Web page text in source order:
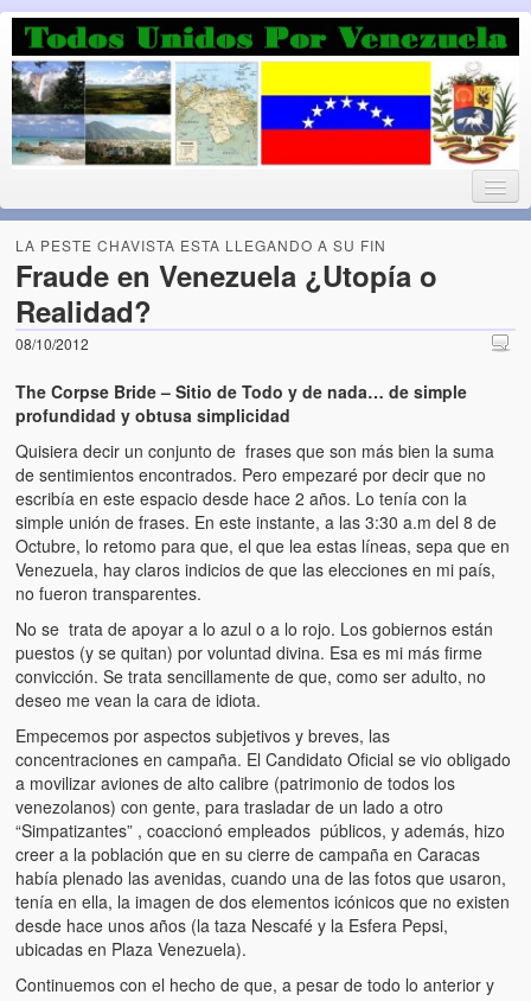
Luchando por la Democracia
Fuera el chavismo, la peor peste que le ha caido a esta tierra
Home
Todos Unidos por Venezuela te da la bienvenida a éste nuestro
Acerca de este blog (About this Blog)
Artículos
El Tipo y los Rojos en Los Teques (The Jerk and the Reds in
Teques)
Hablé con Chavistas (I spoke with chavistas)
La burla del Chavez “tan amante de los niños” (The mockery of
Chavez “such a children lover”)
Los niños de las calles de Venezuela (Children of the streets of
Venezuela)
Luis y El Mono… en armas (Luis and El Mono… armed)
Puente Llaguno, Miraflores… ¿y Lina?
Radio Emisoras y canales de televisión clausurados por el
LA PESTE CHAVISTA ESTA LLEGANDO A SU FIN
Fraude en Venezuela ¿Utopía o
Realidad?
08/10/2012
The Corpse Bride – Sitio de Todo y de nada… de simple
profundidad y obtusa simplicidad
Quisiera decir un conjunto de frases que son más bien la suma
de sentimientos encontrados. Pero empezaré por decir que no
escribía en este espacio desde hace 2 años. Lo tenía con la
simple unión de frases. En este instante, a las 3:30 a.m del 8 de
Octubre, lo retomo para que, el que lea estas líneas, sepa que en
Venezuela, hay claros indicios de que las elecciones en mi país,
no fueron transparentes.
No se trata de apoyar a lo azul o a lo rojo. Los gobiernos están
puestos (y se quitan) por voluntad divina. Esa es mi más firme
convicción. Se trata sencillamente de que, como ser adulto, no
deseo me vean la cara de idiota.
Empecemos por aspectos subjetivos y breves, las
concentraciones en campaña. El Candidato Oficial se vio obligado
a movilizar aviones de alto calibre (patrimonio de todos los
venezolanos) con gente, para trasladar de un lado a otro
“Simpatizantes” , coaccionó empleados públicos, y además, hizo
creer a la población que en su cierre de campaña en Caracas
había plenado las avenidas, cuando una de las fotos que usaron,
tenía en ella, la imagen de dos elementos icónicos que no existen
desde hace unos años (la taza Nescafé y la Esfera Pepsi,
ubicadas en Plaza Venezuela).
Continuemos con el hecho de que, a pesar de todo lo anterior y